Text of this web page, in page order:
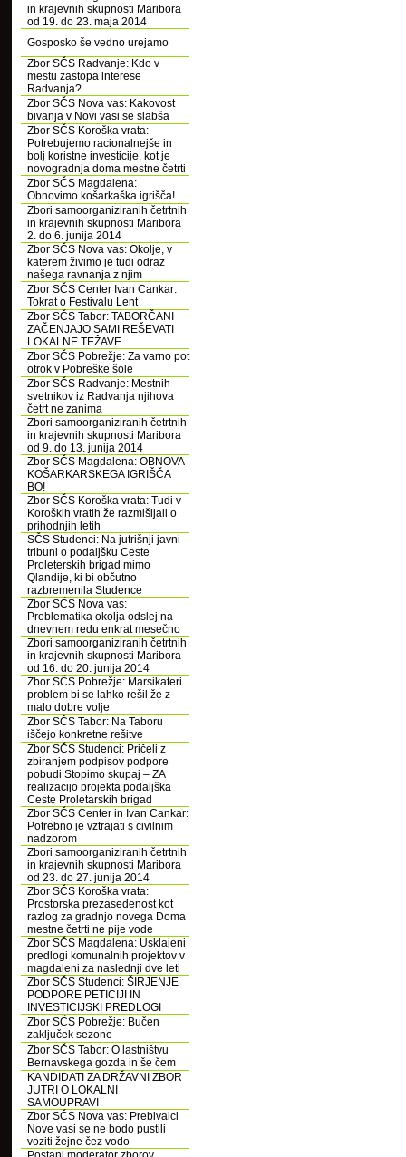
in krajevnih skupnosti Maribora
od 19. do 23. maja 2014
Gosposko še vedno urejamo
Zbor SČS Radvanje: Kdo v
mestu zastopa interese
Radvanja?
Zbor SČS Nova vas: Kakovost
bivanja v Novi vasi se slabša
Zbor SČS Koroška vrata:
Potrebujemo racionalnejše in
bolj koristne investicije, kot je
novogradnja doma mestne četrti
Zbor SČS Magdalena:
Obnovimo košarkaška igrišča!
Zbori samoorganiziranih četrtnih
in krajevnih skupnosti Maribora
2. do 6. junija 2014
Zbor SČS Nova vas: Okolje, v
katerem živimo je tudi odraz
našega ravnanja z njim
Zbor SČS Center Ivan Cankar:
Tokrat o Festivalu Lent
Zbor SČS Tabor: TABORČANI
ZAČENJAJO SAMI REŠEVATI
LOKALNE TEŽAVE
Zbor SČS Pobrežje: Za varno pot
otrok v Pobreške šole
Zbor SČS Radvanje: Mestnih
svetnikov iz Radvanja njihova
četrt ne zanima
Zbori samoorganiziranih četrtnih
in krajevnih skupnosti Maribora
od 9. do 13. junija 2014
Zbor SČS Magdalena: OBNOVA
KOŠARKARSKEGA IGRIŠČA
BO!
Zbor SČS Koroška vrata: Tudi v
Koroških vratih že razmišljali o
prihodnjih letih
SČS Studenci: Na jutrišnji javni
tribuni o podaljšku Ceste
Proleterskih brigad mimo
Qlandije, ki bi občutno
razbremenila Studence
Zbor SČS Nova vas:
Problematika okolja odslej na
dnevnem redu enkrat mesečno
Zbori samoorganiziranih četrtnih
in krajevnih skupnosti Maribora
od 16. do 20. junija 2014
Zbor SČS Pobrežje: Marsikateri
problem bi se lahko rešil že z
malo dobre volje
Zbor SČS Tabor: Na Taboru
iščejo konkretne rešitve
Zbor SČS Studenci: Pričeli z
zbiranjem podpisov podpore
pobudi Stopimo skupaj – ZA
realizacijo projekta podaljška
Ceste Proletarskih brigad
Zbor SČS Center in Ivan Cankar:
Potrebno je vztrajati s civilnim
nadzorom
Zbori samoorganiziranih četrtnih
in krajevnih skupnosti Maribora
od 23. do 27. junija 2014
Zbor SČS Koroška vrata:
Prostorska prezasedenost kot
razlog za gradnjo novega Doma
mestne četrti ne pije vode
Zbor SČS Magdalena: Usklajeni
predlogi komunalnih projektov v
magdaleni za naslednji dve leti
Zbor SČS Studenci: ŠIRJENJE
PODPORE PETICIJI IN
INVESTICIJSKI PREDLOGI
Zbor SČS Pobrežje: Bučen
zaključek sezone
Zbor SČS Tabor: O lastništvu
Bernavskega gozda in še čem
KANDIDATI ZA DRŽAVNI ZBOR
JUTRI O LOKALNI
SAMOUPRAVI
Zbor SČS Nova vas: Prebivalci
Nove vasi se ne bodo pustili
voziti žejne čez vodo